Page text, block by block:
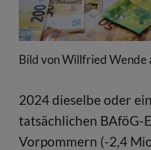
Bild von Willfried Wende
2024 dieselbe oder
tatsächlichen BAföG-
Vorpommern (-2,4